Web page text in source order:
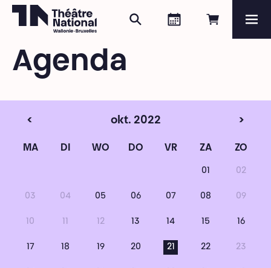
Online
Agenda
Zoeken
Agenda
< okt. 2022 >
MA DI WO DO VR ZA ZO
01 02
03 04 05 06 07 08 09
10 11 12 13 14 15 16
17 18 19 20 21 22 23